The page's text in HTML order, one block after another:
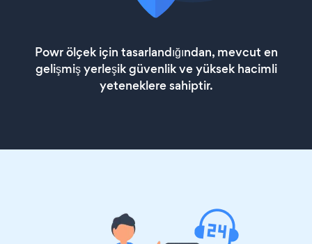
Powr ölçek için tasarlandığından, mevcut en
gelişmiş yerleşik güvenlik ve yüksek hacimli
yeteneklere sahiptir.